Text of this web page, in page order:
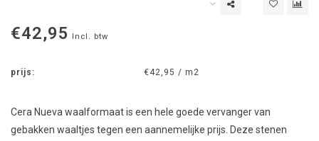
€42,95 Incl. btw
prijs: €42,95 / m2
Cera Nueva waalformaat is een hele goede vervanger van
gebakken waaltjes tegen een aannemelijke prijs. Deze stenen